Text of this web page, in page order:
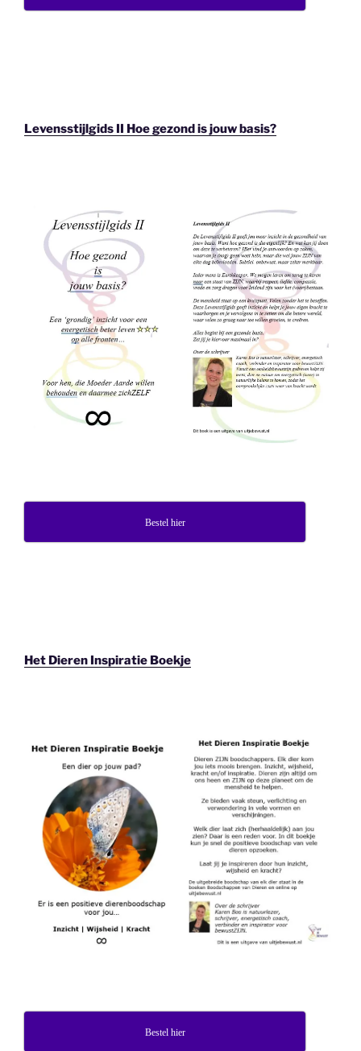
Levensstijlgids II Hoe gezond is jouw basis?
Bestel hier
Het Dieren Inspiratie Boekje
Bestel hier